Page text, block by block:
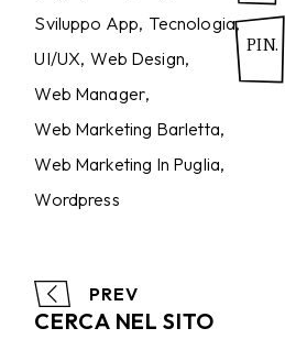
Sviluppo App Tecnologia
UI/UX Web Design
Web Manager
Web Marketing Barletta
Web Marketing In Puglia
Wordpress
PIN.
PREV
CERCA NEL SITO